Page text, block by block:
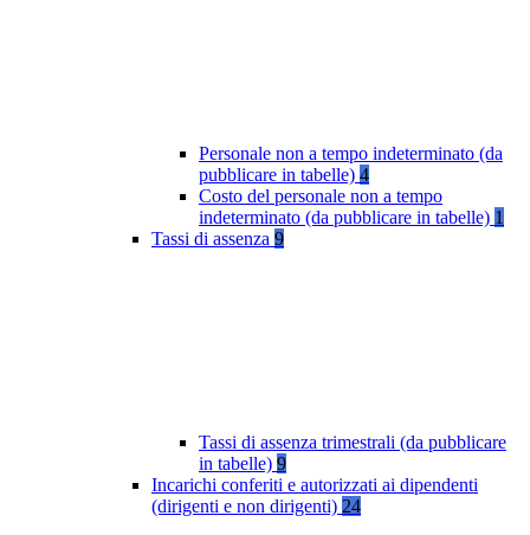
Personale non a tempo indeterminato (da
pubblicare in tabelle) 4
Costo del personale non a tempo
indeterminato (da pubblicare in tabelle) 1
Tassi di assenza 9
Tassi di assenza trimestrali (da pubblicare
in tabelle) 9
Incarichi conferiti e autorizzati ai dipendenti
(dirigenti e non dirigenti) 24